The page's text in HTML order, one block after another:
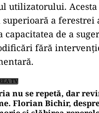
utilizatorului.
superioară a ferestrei
capacitatea de a
fără
TV
nu se repetă, dar
Florian Bichir,